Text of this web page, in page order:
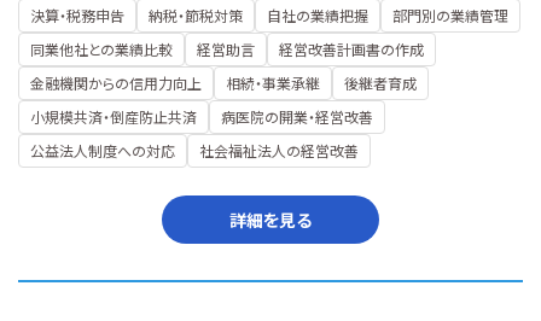
決算・税務申告 納税・節税対策 自社の業績把握
部門別の業績管理
同業他社との業績比較
経営助言
経営改善計画書の作成
金融機関からの信用力向上
相続・事業承継
後継者育成
小規模共済・倒産防止共済
病医院の開業・経営改善
公益法人制度への対応
社会福祉法人の経営改善
詳細を見る